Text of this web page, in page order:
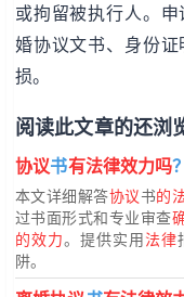
或拘留被执行人。
婚协议文书、身份
损。
阅读此文章的还浏
协议书有法律效力吗？
本文详细解答协议书的
过书面形式和专业审查
的效力。提供实用法律
阱。